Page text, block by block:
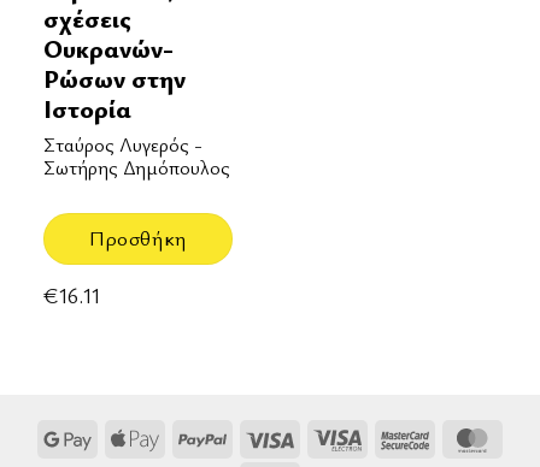
σχέσεις
Ουκρανών-
Ρώσων στην
Ιστορία
Σταύρος Λυγερός -
Σωτήρης Δημόπουλος
Προσθήκη
€16.11
Google Apple
PayPal Visa
Visa
MasterCard